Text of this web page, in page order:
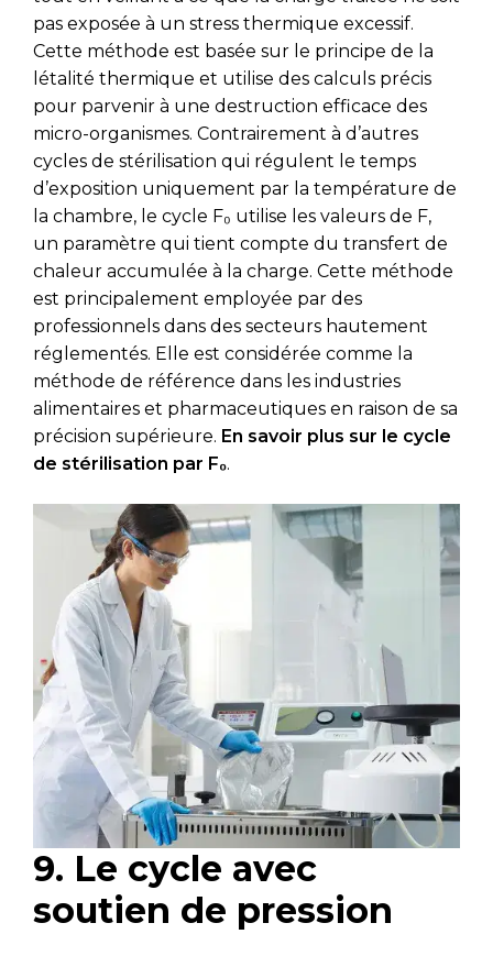
pas exposée à un stress thermique excessif.
Cette méthode est basée sur le principe de la
létalité thermique et utilise des calculs précis
pour parvenir à une destruction efficace des
micro-organismes. Contrairement à d’autres
cycles de stérilisation qui régulent le temps
d’exposition uniquement par la température de
la chambre, le cycle F₀ utilise les valeurs de F,
un paramètre qui tient compte du transfert de
chaleur accumulée à la charge. Cette méthode
est principalement employée par des
professionnels dans des secteurs hautement
réglementés. Elle est considérée comme la
méthode de référence dans les industries
alimentaires et pharmaceutiques en raison de sa
précision supérieure. En savoir plus sur le cycle
de stérilisation par F₀.
9. Le cycle avec
soutien de pression